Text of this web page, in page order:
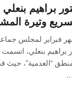
براهيم
وتيرة
فبراير لمجلس
براهيم بنعلي،
“العدمية”، حيث